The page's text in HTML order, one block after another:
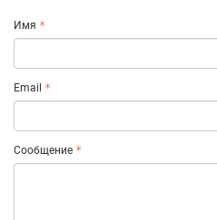
Имя
Email
Сообщение